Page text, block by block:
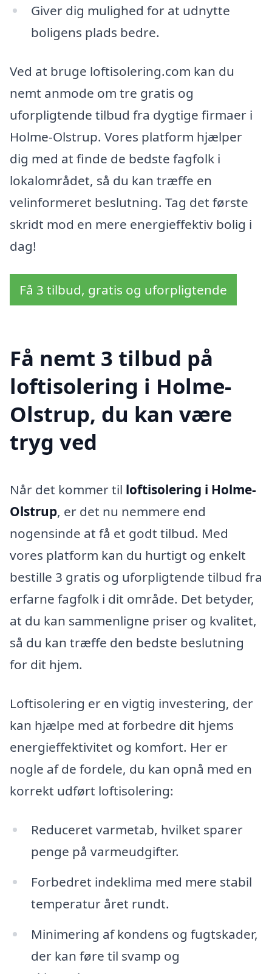
Giver dig mulighed for at udnytte
boligens plads bedre.
Ved at bruge loftisolering.com kan du
nemt anmode om tre gratis og
uforpligtende tilbud fra dygtige firmaer i
Holme-Olstrup. Vores platform hjælper
dig med at finde de bedste fagfolk i
lokalområdet, så du kan træffe en
velinformeret beslutning. Tag det første
skridt mod en mere energieffektiv bolig i
dag!
Få 3 tilbud, gratis og uforpligtende
Få nemt 3 tilbud på
loftisolering i Holme-
Olstrup, du kan være
tryg ved
Når det kommer til loftisolering i Holme-
Olstrup, er det nu nemmere end
nogensinde at få et godt tilbud. Med
vores platform kan du hurtigt og enkelt
bestille 3 gratis og uforpligtende tilbud fra
erfarne fagfolk i dit område. Det betyder,
at du kan sammenligne priser og kvalitet,
så du kan træffe den bedste beslutning
for dit hjem.
Loftisolering er en vigtig investering, der
kan hjælpe med at forbedre dit hjems
energieffektivitet og komfort. Her er
nogle af de fordele, du kan opnå med en
korrekt udført loftisolering:
Reduceret varmetab, hvilket sparer
penge på varmeudgifter.
Forbedret indeklima med mere stabil
temperatur året rundt.
Minimering af kondens og fugtskader,
der kan føre til svamp og